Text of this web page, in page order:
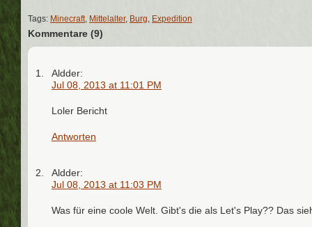
Tags: Minecraft, Mittelalter, Burg, Expedition
Kommentare (9)
Aldder:
Jul 08, 2013 at 11:01 PM
Loler Bericht
Antworten
Aldder:
Jul 08, 2013 at 11:03 PM
Was für eine coole Welt. Gibt's die als Let's Play?? Das